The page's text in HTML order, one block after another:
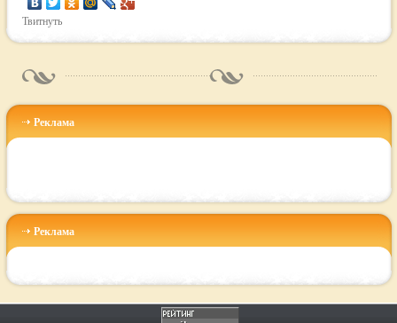
Твитнуть
Реклама
Реклама